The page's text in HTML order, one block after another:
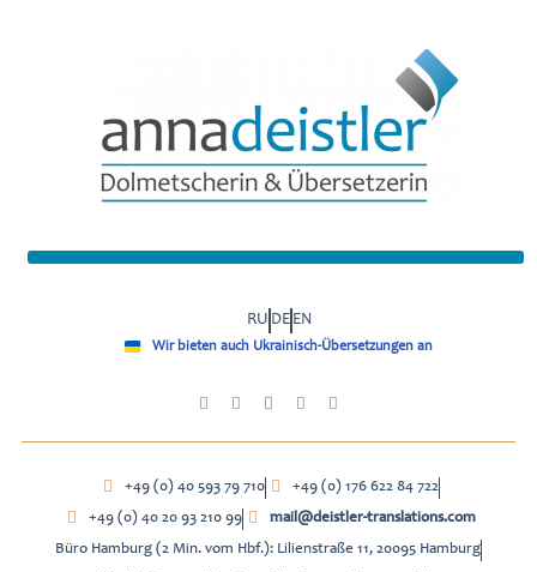
RU DE EN
Wir bieten auch Ukrainisch-Übersetzungen an
+49 (0) 40 593 79 710
+49 (0) 176 622 84 722
+49 (0) 40 20 93 210 99
mail@deistler-translations.com
Büro Hamburg (2 Min. vom Hbf.): Lilienstraße 11, 20095 Hamburg